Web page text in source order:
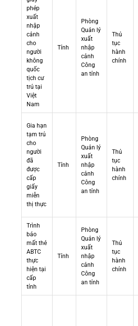
phép
xuất
nhập
cảnh
cho
người
không
quốc
tịch cư
trú tại
Việt
Nam
Tỉnh
Phòng
Quản lý
xuất
nhập
cảnh
Công
an tỉnh
Thủ
tục
hành
chính
Gia hạn
tạm trú
cho
người
đã
được
cấp
giấy
miễn
thị thực
Tỉnh
Phòng
Quản lý
xuất
nhập
cảnh
Công
an tỉnh
Thủ
tục
hành
chính
Trình
báo
mất thẻ
ABTC
thực
hiện tại
cấp
tỉnh
Tỉnh
Phòng
Quản lý
xuất
nhập
cảnh
Công
an tỉnh
Thủ
tục
hành
chính